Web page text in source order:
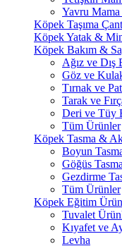
Yavru
Köpek Taşıma
Köpek Yatak &
Köpek Bakım &
Ağız ve Dış
Göz ve
Tırnak ve
Tarak ve
Deri ve Tüy
Tüm Ürünler
Köpek Tasma &
Boyun
Göğüs
Gezdirme
Tüm Ürünler
Köpek Eğitim
Tuvalet
Kıyafet ve
Levha